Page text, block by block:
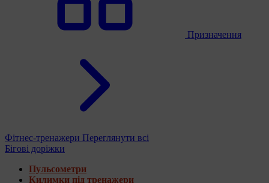
Призначення
Фітнес-тренажери Переглянути всі
Бігові доріжки
Пульсометри
Килимки під тренажери